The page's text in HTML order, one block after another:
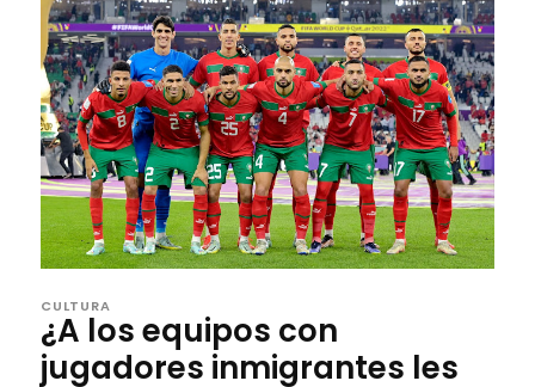
CULTURA
¿A los equipos con
jugadores inmigrantes les